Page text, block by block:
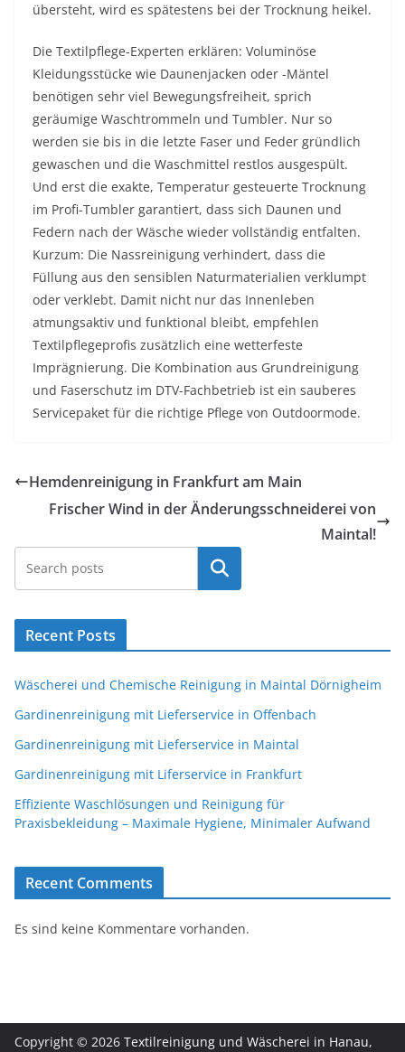
übersteht, wird es spätestens bei der Trocknung heikel.
Die Textilpflege-Experten erklären: Voluminöse
Kleidungsstücke wie Daunenjacken oder -Mäntel
benötigen sehr viel Bewegungsfreiheit, sprich
geräumige Waschtrommeln und Tumbler. Nur so
werden sie bis in die letzte Faser und Feder gründlich
gewaschen und die Waschmittel restlos ausgespült.
Und erst die exakte, Temperatur gesteuerte Trocknung
im Profi-Tumbler garantiert, dass sich Daunen und
Federn nach der Wäsche wieder vollständig entfalten.
Kurzum: Die Nassreinigung verhindert, dass die
Füllung aus den sensiblen Naturmaterialien verklumpt
oder verklebt. Damit nicht nur das Innenleben
atmungsaktiv und funktional bleibt, empfehlen
Textilpflegeprofis zusätzlich eine wetterfeste
Imprägnierung. Die Kombination aus Grundreinigung
und Faserschutz im DTV-Fachbetrieb ist ein sauberes
Servicepaket für die richtige Pflege von Outdoormode.
Hemdenreinigung in Frankfurt am Main
Frischer Wind in der Änderungsschneiderei von
Maintal!
Suchen
Recent Posts
Wäscherei und Chemische Reinigung in Maintal Dörnigheim
Gardinenreinigung mit Lieferservice in Offenbach
Gardinenreinigung mit Lieferservice in Maintal
Gardinenreinigung mit Liferservice in Frankfurt
Effiziente Waschlösungen und Reinigung für
Praxisbekleidung – Maximale Hygiene, Minimaler Aufwand
Recent Comments
Es sind keine Kommentare vorhanden.
Copyright © 2026 Textilreinigung und Wäscherei in Hanau,